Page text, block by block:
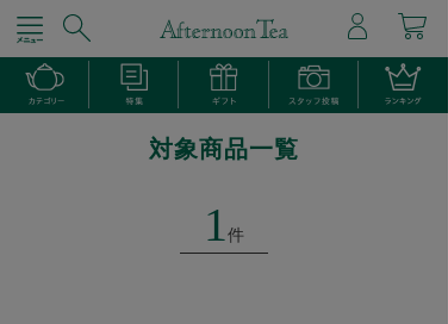
対象商品一覧
1件